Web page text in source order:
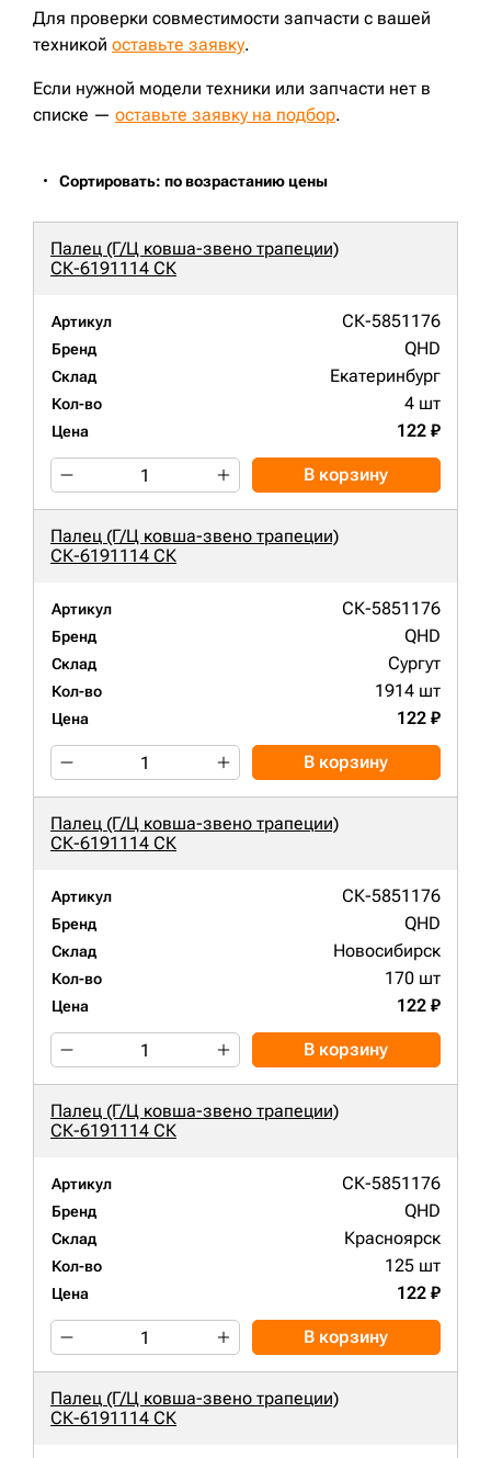
Для проверки совместимости запчасти с вашей
техникой оставьте заявку.
Если нужной модели техники или запчасти нет в
списке — оставьте заявку на подбор.
Сортировать: по возрастанию цены
Палец (Г/Ц ковша-звено трапеции)
СК-6191114 СК
Артикул СК-5851176
Бренд QHD
Склад Екатеринбург
Кол-во 4 шт
Цена 122 ₽
В корзину
Палец (Г/Ц ковша-звено трапеции)
СК-6191114 СК
Артикул СК-5851176
Бренд QHD
Склад Сургут
Кол-во 1914 шт
Цена 122 ₽
В корзину
Палец (Г/Ц ковша-звено трапеции)
СК-6191114 СК
Артикул СК-5851176
Бренд QHD
Склад Новосибирск
Кол-во 170 шт
Цена 122 ₽
В корзину
Палец (Г/Ц ковша-звено трапеции)
СК-6191114 СК
Артикул СК-5851176
Бренд QHD
Склад Красноярск
Кол-во 125 шт
Цена 122 ₽
В корзину
Палец (Г/Ц ковша-звено трапеции)
СК-6191114 СК